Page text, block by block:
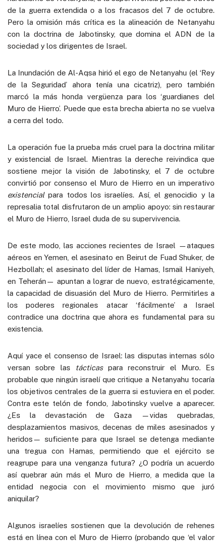
de la guerra extendida o a los fracasos del 7 de octubre.
Pero la omisión más crítica es la alineación de Netanyahu
con la doctrina de Jabotinsky, que domina el ADN de la
sociedad y los dirigentes de Israel.
La Inundación de Al-Aqsa hirió el ego de Netanyahu (el ‘Rey
de la Seguridad’ ahora tenía una cicatriz), pero también
marcó la más honda vergüenza para los ‘guardianes del
Muro de Hierro’. Puede que esta brecha abierta no se vuelva
a cerra del todo.
La operación fue la prueba más cruel para la doctrina militar
y existencial de Israel. Mientras la dereche reivindica que
sostiene mejor la visión de Jabotinsky, el 7 de octubre
convirtió por consenso el Muro de Hierro en un imperativo
existencialpara todos los israelíes. Así, el genocidio y la
represalia total disfrutaron de un amplio apoyo: sin restaurar
el Muro de Hierro, Israel duda de su supervivencia.
De este modo, las acciones recientes de Israel —ataques
aéreos en Yemen, el asesinato en Beirut de Fuad Shuker, de
Hezbollah; el asesinato del líder de Hamas, Ismail Haniyeh,
en Teherán— apuntan a lograr de nuevo, estratégicamente,
la capacidad de disuasión del Muro de Hierro. Permitirles a
los poderes regionales atacar ‘fácilmente’ a Israel
contradice una doctrina que ahora es fundamental para su
existencia.
Aquí yace el consenso de Israel: las disputas internas sólo
versan sobre las
tácticaspara reconstruir el Muro. Es
probable que ningún israelí que critique a Netanyahu tocaría
los objetivos centrales de la guerra si estuviera en el poder.
Contra este telón de fondo, Jabotinsky vuelve a aparecer.
¿Es la devastación de Gaza —vidas quebradas,
desplazamientos masivos, decenas de miles asesinados y
heridos— suficiente para que Israel se detenga mediante
una tregua con Hamas, permitiendo que el ejército se
reagrupe para una venganza futura? ¿O podría un acuerdo
así quebrar aún más el Muro de Hierro, a medida que la
entidad negocia con el movimiento mismo que juró
aniquilar?
Algunos israelíes sostienen que la devolución de rehenes
está en línea con el Muro de Hierro (probando que ‘el valor